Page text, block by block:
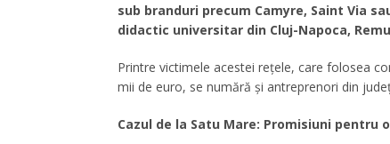
sub branduri precum Camyre, Saint Via
didactic universitar din Cluj-Napoca,
Printre victimele acestei rețele, care folosea
mii de euro, se numără și antreprenori din
Cazul de la Satu Mare: Promisiuni pentru